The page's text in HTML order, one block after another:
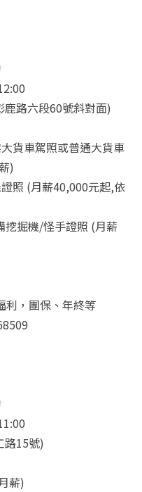
路六段60號斜對面)
貨車駕照或普通大貨車
)
照 (月薪40,000元起,依
挖掘機/怪手證照 (月薪
利，團保、年終等
路15號)
薪)